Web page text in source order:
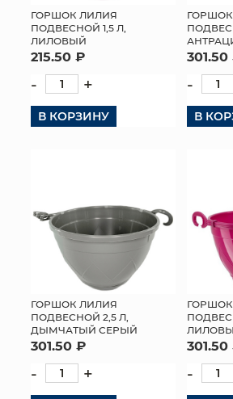
ТОРГОВЫЙ ЦЕНТР
ОПТОВЫМ КЛИЕНТАМ
ДОСТАВКА И ОПЛАТА
ГОРШОК ЛИЛИЯ
ПОДВЕСНОЙ 1,5 Л,
ЛИЛОВЫЙ
215.50 ₽
- +
В КОРЗИНУ
301.50
-
В
ГОРШОК ЛИЛИЯ
ПОДВЕСНОЙ 2,5 Л,
ДЫМЧАТЫЙ СЕРЫЙ
301.50 ₽
- +
301.50
-